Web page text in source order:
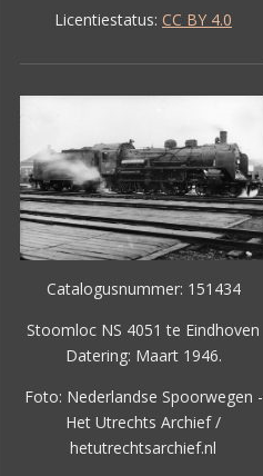
Licentiestatus: CC BY 4.0
Catalogusnummer: 151434
Stoomloc NS 4051 te Eindhoven
Datering: Maart 1946.
Foto: Nederlandse Spoorwegen -
Het Utrechts Archief /
hetutrechtsarchief.nl